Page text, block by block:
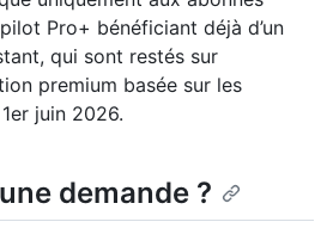
Pro+ bénéficiant déjà d’un
qui sont restés sur
premium basée sur les
juin 2026.
demande ?